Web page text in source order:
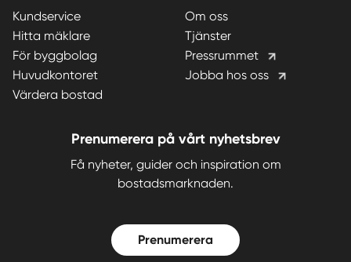
Kundservice
Hitta mäklare
För byggbolag
Huvudkontoret
Värdera bostad
Om oss
Tjänster
Pressrummet
Jobba hos oss
Prenumerera på vårt nyhetsbrev
Få nyheter, guider och inspiration om
bostadsmarknaden.
Prenumerera